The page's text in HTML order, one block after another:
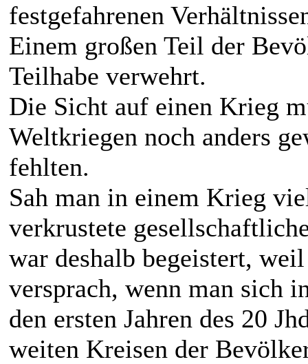
festgefahrenen
Einem großen Teil der
Teilhabe verwehrt.
Die Sicht auf einen Krieg
Weltkriegen noch anders
fehlten.
Sah man in einem Krieg
verkrustete
war deshalb begeistert,
versprach, wenn man sich
den ersten Jahren des 20
weiten Kreisen der